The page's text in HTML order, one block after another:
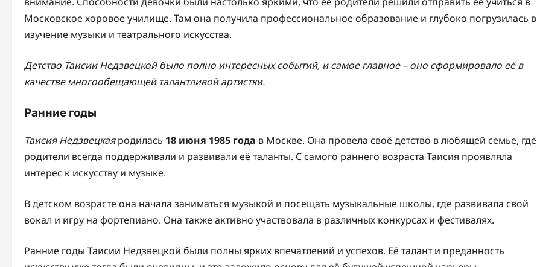
Московское хоровое училище. Там она получила профессиональное образование и глубоко погрузилась в
изучение музыки и театрального искусства.
Детство Таисии Недзвецкой было полно интересных событий, и самое главное – оно сформировало её в
качестве многообещающей талантливой артистки.
Ранние годы
Таисия Недзвецкаяродилась 18 июня 1985 года в Москве. Она провела своё детство в любящей семье, где
родители всегда поддерживали и развивали её таланты. С самого раннего возраста Таисия проявляла
интерес к искусству и музыке.
В детском возрасте она начала заниматься музыкой и посещать музыкальные школы, где развивала свой
вокал и игру на фортепиано. Она также активно участвовала в различных конкурсах и фестивалях.
Ранние годы Таисии Недзвецкой были полны ярких впечатлений и успехов. Её талант и преданность